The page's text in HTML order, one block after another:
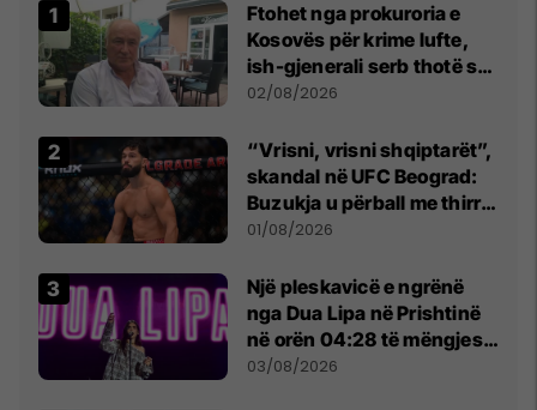
Ftohet nga prokuroria e
Kosovës për krime lufte,
ish-gjenerali serb thotë se
dikush e tradhtoi në
02/08/2026
“Vrisni, vrisni shqiptarët”,
skandal në UFC Beograd:
Buzukja u përball me thirrje
anti-shqiptare nga
01/08/2026
Një pleskavicë e ngrënë
nga Dua Lipa në Prishtinë
në orën 04:28 të mëngjesit
- dhe bota digjitale serbe
03/08/2026